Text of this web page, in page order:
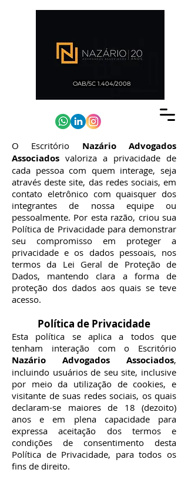
OAB/SC 1.404/2008
O Escritório Nazário Advogados
Associados valoriza a privacidade de
cada pessoa com quem interage, seja
através deste site, das redes sociais, em
contato eletrônico com quaisquer dos
integrantes de nossa equipe ou
pessoalmente. Por esta razão, criou sua
Política de Privacidade para demonstrar
seu compromisso em proteger a
privacidade e os dados pessoais, nos
termos da Lei Geral de Proteção de
Dados, mantendo clara a forma de
proteção dos dados aos quais se teve
acesso.
Política de Privacidade
Esta política se aplica a todos que
tenham interação com o Escritório
Nazário Advogados Associados,
incluindo usuários de seu site, inclusive
por meio da utilização de cookies, e
visitante de suas redes sociais, os quais
declaram-se maiores de 18 (dezoito)
anos e em plena capacidade para
expressa aceitação dos termos e
condições de consentimento desta
Política de Privacidade, para todos os
fins de direito.